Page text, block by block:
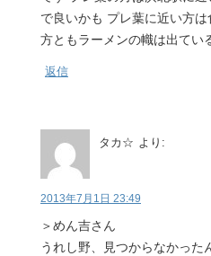
で良いかも プレ葉に近い方
方ともラーメンの幟は出てい
返信
タカ☆ より:
2013年7月1日 23:49
＞めん吉さん
うれし野、見つからなかった